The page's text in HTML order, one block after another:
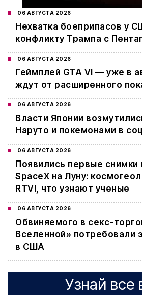
06 АВГУСТА 2026
Нехватка боеприпасов у
конфликту Трампа с
06 АВГУСТА 2026
Геймплей GTA VI — уже в
ждут от расширенного
06 АВГУСТА 2026
Власти Японии
Наруто и покемонами в
06 АВГУСТА 2026
Появились первые снимки
SpaceX на Луну:
RTVI, что узнают ученые
06 АВГУСТА 2026
Обвиняемого в секс-
Вселенной» потребовали
в США
Узнай все